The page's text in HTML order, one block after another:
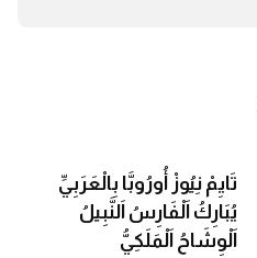
تَايِمْ نِيُوزْ أُورُوبَّا بِالْعَرَبِيِّ
يُبَارِكُ اَلْفَارِسُ اَلنَّبِيلُ
اَلْوِشَاحُ اَلْمَلَكِيُّ